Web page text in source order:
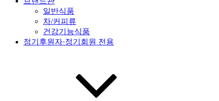
일반식품
차/커피류
건강기능식품
정기후원자·정기회원 전용